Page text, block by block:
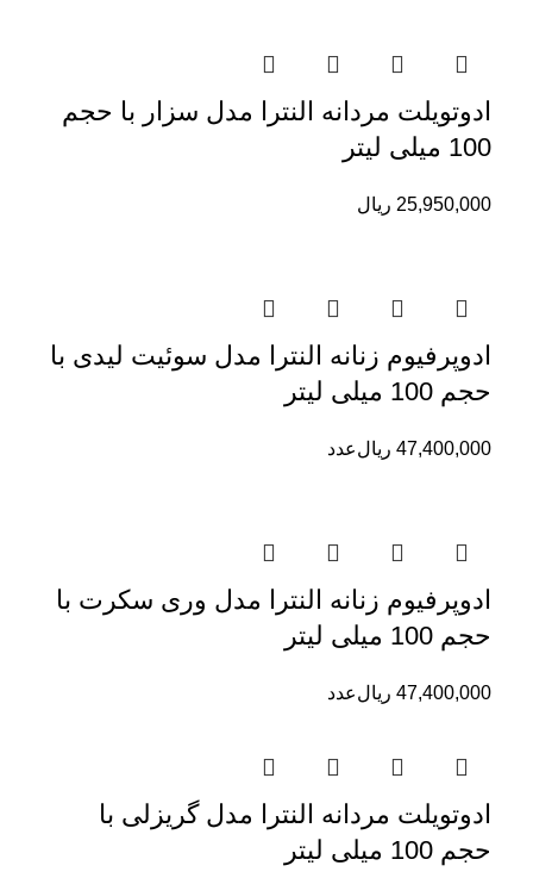
ادوتویلت مردانه النترا مدل سزار با حجم
100 میلی لیتر
25,950,000 ریال
ادوپرفیوم زنانه النترا مدل سوئیت لیدی با
حجم 100 میلی لیتر
47,400,000 ریالعدد
ادوپرفیوم زنانه النترا مدل وری سکرت با
حجم 100 میلی لیتر
47,400,000 ریالعدد
ادوتویلت مردانه النترا مدل گریزلی با
حجم 100 میلی لیتر